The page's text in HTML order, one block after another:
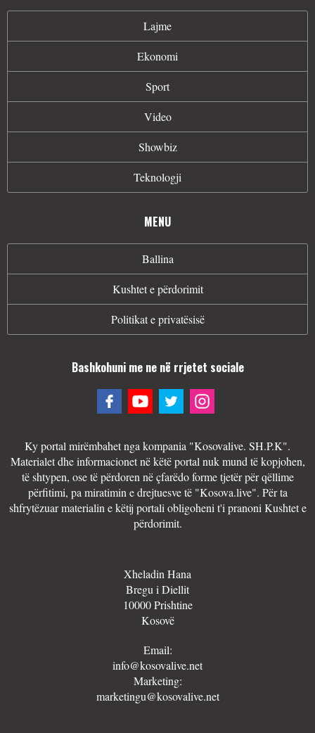
Lajme
Ekonomi
Sport
Video
Showbiz
Teknologji
MENU
Ballina
Kushtet e përdorimit
Politikat e privatësisë
Bashkohuni me ne në rrjetet sociale
Ky portal mirëmbahet nga kompania "Kosovalive. SH.P.K".
Materialet dhe informacionet në këtë portal nuk mund të kopjohen,
të shtypen, ose të përdoren në çfarëdo forme tjetër për qëllime
përfitimi, pa miratimin e drejtuesve të "Kosova.live". Për ta
shfrytëzuar materialin e këtij portali obligoheni t'i pranoni Kushtet e
përdorimit.
Xheladin Hana
Bregu i Diellit
10000 Prishtine
Kosovë
Email:
info@kosovalive.net
Marketing:
marketingu@kosovalive.net